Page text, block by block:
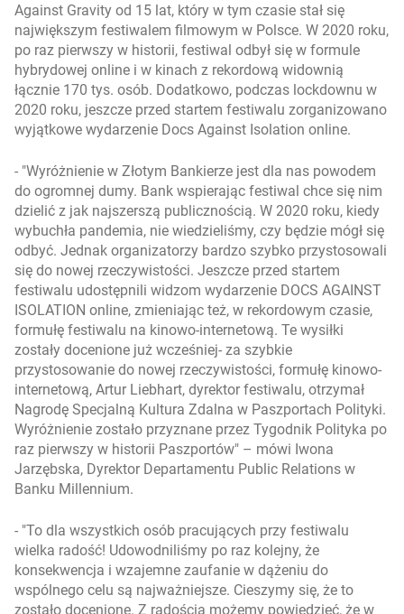
Against Gravity od 15 lat, który w tym czasie stał się
największym festiwalem filmowym w Polsce. W 2020 roku,
po raz pierwszy w historii, festiwal odbył się w formule
hybrydowej online i w kinach z rekordową widownią
łącznie 170 tys. osób. Dodatkowo, podczas lockdownu w
2020 roku, jeszcze przed startem festiwalu zorganizowano
wyjątkowe wydarzenie Docs Against Isolation online.
- Wyróżnienie w Złotym Bankierze jest dla nas powodem
do ogromnej dumy. Bank wspierając festiwal chce się nim
dzielić z jak najszerszą publicznością. W 2020 roku, kiedy
wybuchła pandemia, nie wiedzieliśmy, czy będzie mógł się
odbyć. Jednak organizatorzy bardzo szybko przystosowali
się do nowej rzeczywistości. Jeszcze przed startem
festiwalu udostępnili widzom wydarzenie DOCS AGAINST
ISOLATION online, zmieniając też, w rekordowym czasie,
formułę festiwalu na kinowo-internetową. Te wysiłki
zostały docenione już wcześniej- za szybkie
przystosowanie do nowej rzeczywistości, formułę kinowo-
internetową, Artur Liebhart, dyrektor festiwalu, otrzymał
Nagrodę Specjalną Kultura Zdalna w Paszportach Polityki.
Wyróżnienie zostało przyznane przez Tygodnik Polityka po
raz pierwszy w historii Paszportów – mówi Iwona
Jarzębska, Dyrektor Departamentu Public Relations w
Banku Millennium.
- To dla wszystkich osób pracujących przy festiwalu
wielka radość! Udowodniliśmy po raz kolejny, że
konsekwencja i wzajemne zaufanie w dążeniu do
wspólnego celu są najważniejsze. Cieszymy się, że to
zostało docenione. Z radością możemy powiedzieć, że w